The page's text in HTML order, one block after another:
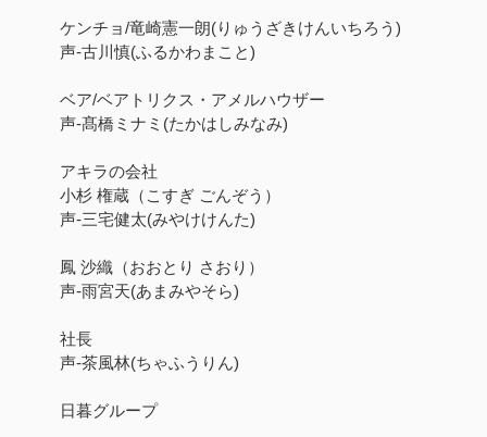
ケンチョ/竜崎憲一朗(りゅうざきけんいちろう)
声-古川慎(ふるかわまこと)
ベア/ベアトリクス・アメルハウザー
声-髙橋ミナミ(たかはしみなみ)
アキラの会社
小杉 権蔵（こすぎ ごんぞう）
声-三宅健太(みやけけんた)
鳳 沙織（おおとり さおり）
声-雨宮天(あまみやそら)
社長
声-茶風林(ちゃふうりん)
日暮グループ